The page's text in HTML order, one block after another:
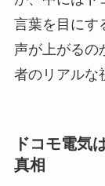
言葉を目にす
声が上がるの
者のリアルな
ドコモ電気
真相